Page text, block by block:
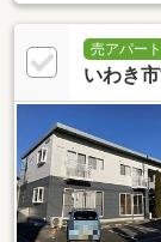
売アパート
いわき